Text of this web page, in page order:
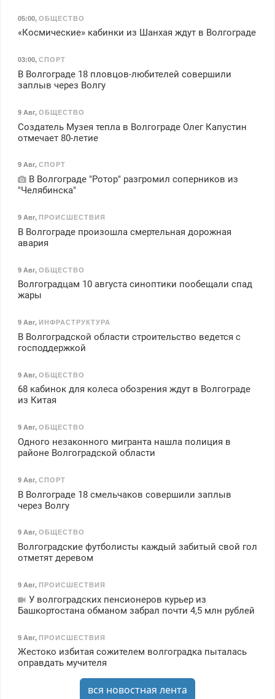
05:00, ОБЩЕСТВО
«Космические» кабинки из Шанхая ждут в Волгограде
03:00, СПОРТ
В Волгограде 18 пловцов-любителей совершили
заплыв через Волгу
9 Авг, ОБЩЕСТВО
Создатель Музея тепла в Волгограде Олег Капустин
отмечает 80-летие
9 Авг, СПОРТ
В Волгограде "Ротор" разгромил соперников из
"Челябинска"
9 Авг, ПРОИСШЕСТВИЯ
В Волгограде произошла смертельная дорожная
авария
9 Авг, ОБЩЕСТВО
Волгоградцам 10 августа синоптики пообещали спад
жары
9 Авг, ИНФРАСТРУКТУРА
В Волгоградской области строительство ведется с
господдержкой
9 Авг, ОБЩЕСТВО
68 кабинок для колеса обозрения ждут в Волгограде
из Китая
9 Авг, ОБЩЕСТВО
Одного незаконного мигранта нашла полиция в
районе Волгоградской области
9 Авг, СПОРТ
В Волгограде 18 смельчаков совершили заплыв
через Волгу
9 Авг, ОБЩЕСТВО
Волгоградские футболисты каждый забитый свой гол
отметят деревом
9 Авг, ПРОИСШЕСТВИЯ
У волгоградских пенсионеров курьер из
Башкортостана обманом забрал почти 4,5 млн рублей
9 Авг, ПРОИСШЕСТВИЯ
Жестоко избитая сожителем волгоградка пыталась
оправдать мучителя
вся новостная лента